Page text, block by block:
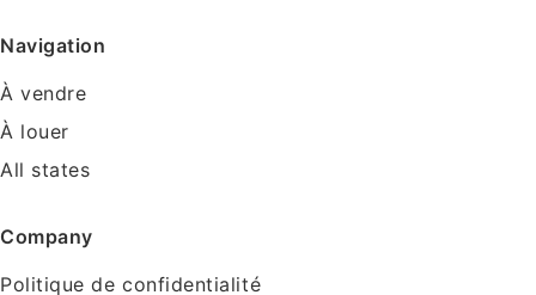
Navigation
À vendre
À louer
All states
Company
Politique de confidentialité